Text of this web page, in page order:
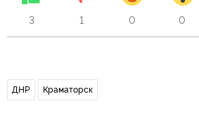
3 1 0 0
ДНР Краматорск